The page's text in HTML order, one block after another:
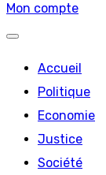
Mon compte
Accueil
Politique
Economie
Justice
Société